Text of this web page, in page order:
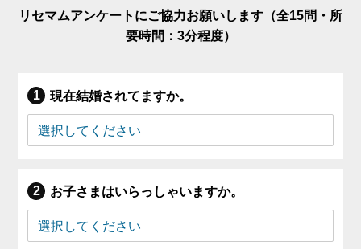
リセマムアンケートにご協力お願いします（全15問・所
要時間：3分程度）
現在結婚されてますか。
お子さまはいらっしゃいますか。